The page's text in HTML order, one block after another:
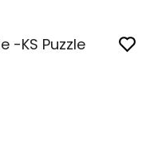
-KS Puzzle